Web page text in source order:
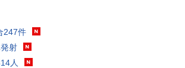
247件
射
人